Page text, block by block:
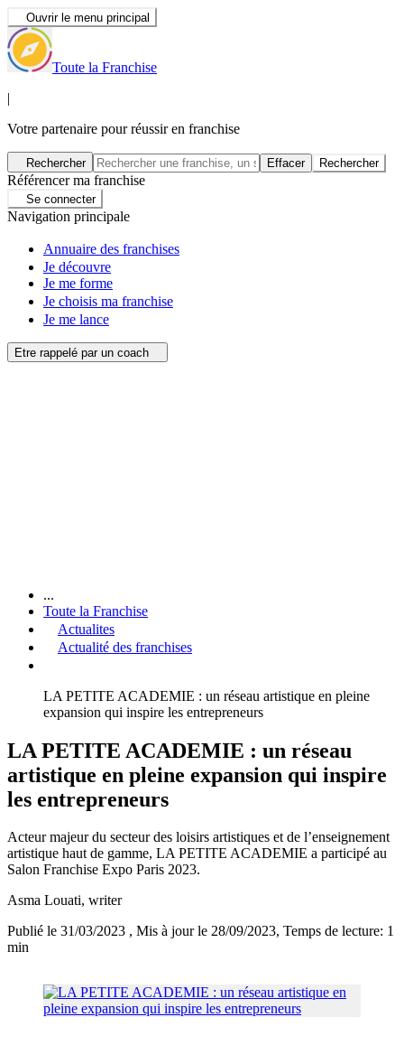
Ouvrir le menu principal
Toute la Franchise
|
Votre partenaire pour réussir en franchise
Rechercher Effacer Rechercher
Référencer ma franchise
Se connecter
Navigation principale
Annuaire des franchises
Je découvre
Je me forme
Je choisis ma franchise
Je me lance
Etre rappelé par un coach
...
Toute la Franchise
Actualites
Actualité des franchises
LA PETITE ACADEMIE : un réseau artistique en pleine
expansion qui inspire les entrepreneurs
LA PETITE ACADEMIE : un réseau
artistique en pleine expansion qui inspire
les entrepreneurs
Acteur majeur du secteur des loisirs artistiques et de l’enseignement
artistique haut de gamme, LA PETITE ACADEMIE a participé au
Salon Franchise Expo Paris 2023.
Asma Louati, writer
Publié le 31/03/2023 , Mis à jour le 28/09/2023, Temps de lecture: 1
min